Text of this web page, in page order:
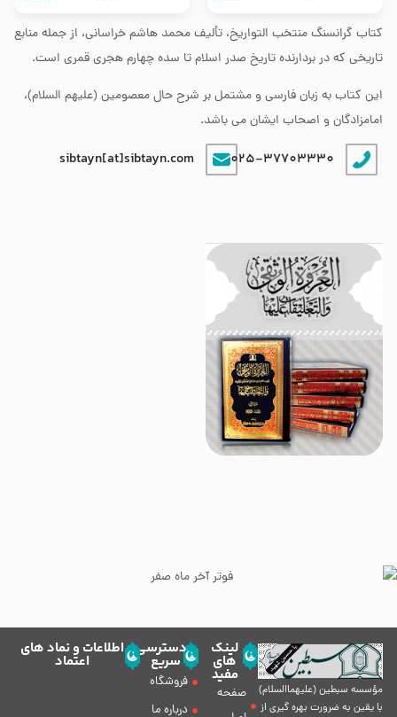
کتاب گرانسنگ منتخب التواريخ، تألیف محمد هاشم خراسانی، از جمله منابع
تاریخی که در بردارنده تاریخ صدر اسلام تا سده چهارم هجری قمری است.
این کتاب به زبان فارسی و مشتمل بر شرح حال معصومین (علیهم السلام)،
امامزادگان و اصحاب ایشان می باشد.
025-37703330
sibtayn[at]sibtayn.com
مؤسسه سبطين (عليهماالسلام)
با يقين به ضرورت بهره گیرى از
لینک
های
مفید
صفحه
دسترسی
سریع
فروشگاه
درباره ما
اطلاعات و نماد های
اعتماد